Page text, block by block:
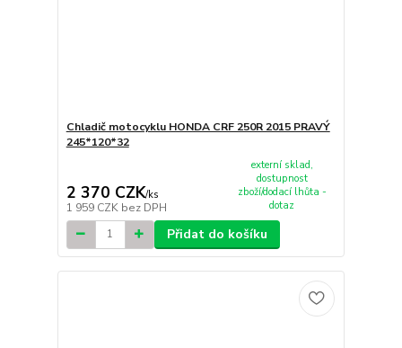
Chladič motocyklu HONDA CRF 250R 2015 PRAVÝ
245*120*32
2 370 CZK/ks
1 959 CZK bez DPH
externí sklad,
dostupnost
zboží/dodací lhůta -
dotaz
Přidat do košíku